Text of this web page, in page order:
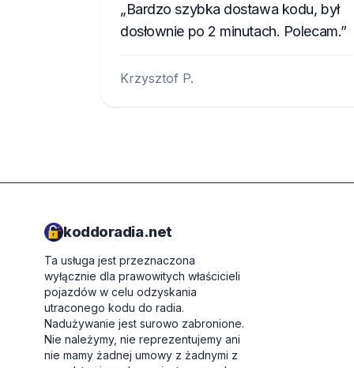
Bardzo szybka dostawa kodu, był
dosłownie po 2 minutach. Polecam.
Krzysztof P.
koddoradia.net
Ta usługa jest przeznaczona
wyłącznie dla prawowitych właścicieli
pojazdów w celu odzyskania
utraconego kodu do radia.
Nadużywanie jest surowo zabronione.
Nie należymy, nie reprezentujemy ani
nie mamy żadnej umowy z żadnymi z